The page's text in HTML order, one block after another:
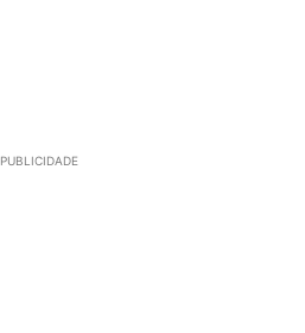
PUBLICIDADE